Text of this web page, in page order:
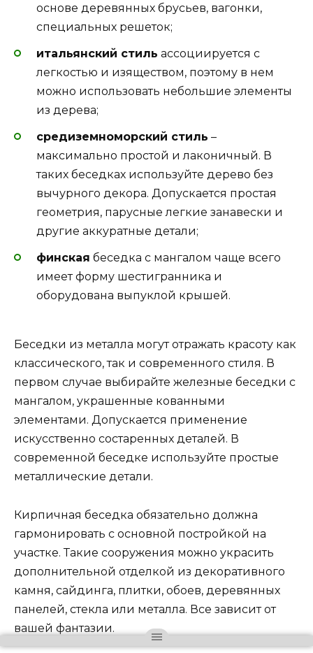
основе деревянных брусьев, вагонки,
специальных решеток;
итальянский стиль ассоциируется с
легкостью и изяществом, поэтому в нем
можно использовать небольшие элементы
из дерева;
средиземноморский стиль –
максимально простой и лаконичный. В
таких беседках используйте дерево без
вычурного декора. Допускается простая
геометрия, парусные легкие занавески и
другие аккуратные детали;
финская беседка с мангалом чаще всего
имеет форму шестигранника и
оборудована выпуклой крышей.
Беседки из металла могут отражать красоту как
классического, так и современного стиля. В
первом случае выбирайте железные беседки с
мангалом, украшенные кованными
элементами. Допускается применение
искусственно состаренных деталей. В
современной беседке используйте простые
металлические детали.
Кирпичная беседка обязательно должна
гармонировать с основной постройкой на
участке. Такие сооружения можно украсить
дополнительной отделкой из декоративного
камня, сайдинга, плитки, обоев, деревянных
панелей, стекла или металла. Все зависит от
вашей фантазии.